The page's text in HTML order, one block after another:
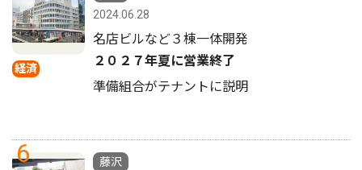
経済
2024.06.28
名店ビルなど３棟一体開発
２０２７年夏に営業終了
準備組合がテナントに説明
6
藤沢